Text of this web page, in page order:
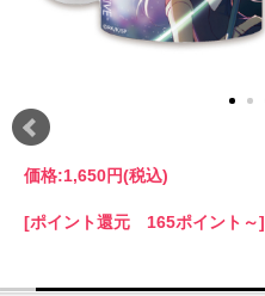
価格:1,650円(税込)
[ポイント還元 165ポイント～]